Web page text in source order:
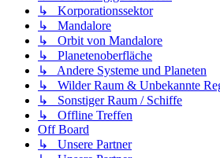
↳ Korporationssektor
↳ Mandalore
↳ Orbit von Mandalore
↳ Planetenoberfläche
↳ Andere Systeme und Planeten
↳ Wilder Raum & Unbekannte
↳ Sonstiger Raum / Schiffe
↳ Offline Treffen
Off Board
↳ Unsere Partner